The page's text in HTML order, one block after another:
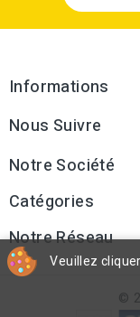
Informations
Nous Suivre
Notre Société
Catégories
Notre Réseau
Veuillez
©